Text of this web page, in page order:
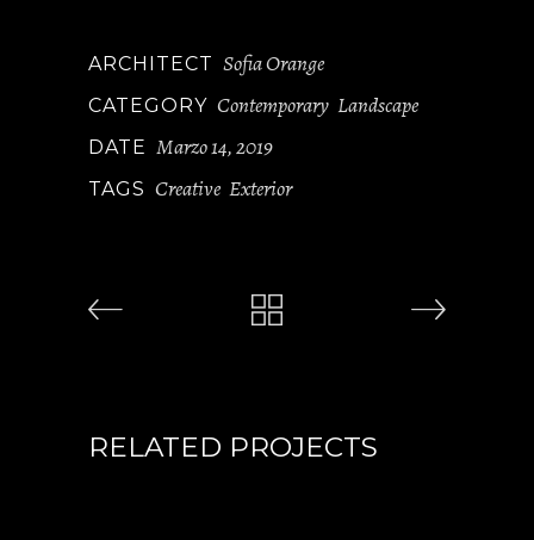
ARCHITECT Sofia Orange
CATEGORY Contemporary Landscape
DATE Marzo 14, 2019
TAGS Creative Exterior
RELATED PROJECTS